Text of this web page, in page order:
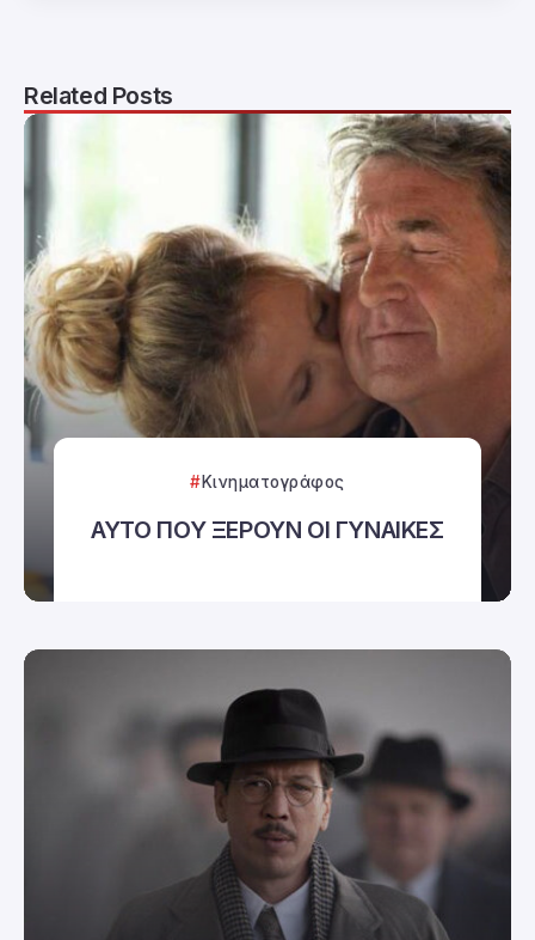
Related Posts
Κινηματογράφος
ΑΥΤΟ ΠΟΥ ΞΕΡΟΥΝ ΟΙ ΓΥΝΑΙΚΕΣ